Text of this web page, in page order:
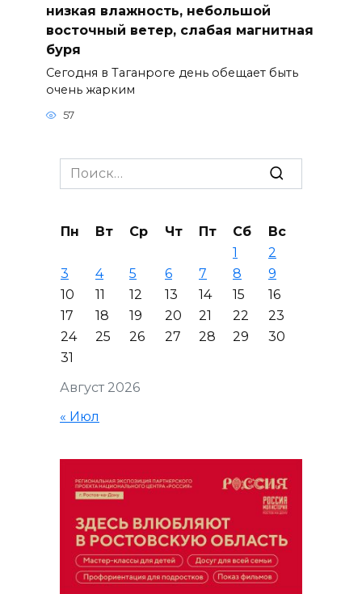
низкая влажность, небольшой
восточный ветер, слабая магнитная
буря
Сегодня в Таганроге день обещает быть
очень жарким
57
Search
for:
Август 2026
Пн Вт Ср Чт Пт Сб
Вс
1
2
3
4 5 6 7 8
9
10
11 12 13 14 15
16
17
18 19 20 21 22
23
24
25 26 27 28 29
30
31
« Июл